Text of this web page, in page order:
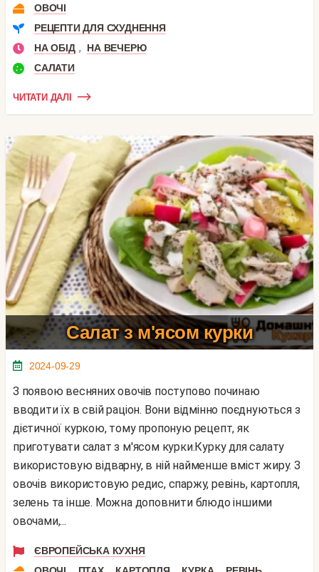
ОВОЧІ
РЕЦЕПТИ ДЛЯ СХУДНЕННЯ
НА ОБІД ,
НА ВЕЧЕРЮ
САЛАТИ
ЧИТАТИ ДАЛІ
Салат з м'ясом курки
2024-09-29
З появою весняних овочів поступово починаю
вводити їх в свій раціон. Вони відмінно поєднуються з
дієтичної куркою, тому пропоную рецепт, як
приготувати салат з м'ясом курки.Курку для салату
використовую відварну, в ній найменше вміст жиру. З
овочів використовую редис, спаржу, ревінь, картопля,
зелень та інше. Можна доповнити блюдо іншими
овочами,...
ЄВРОПЕЙСЬКА КУХНЯ